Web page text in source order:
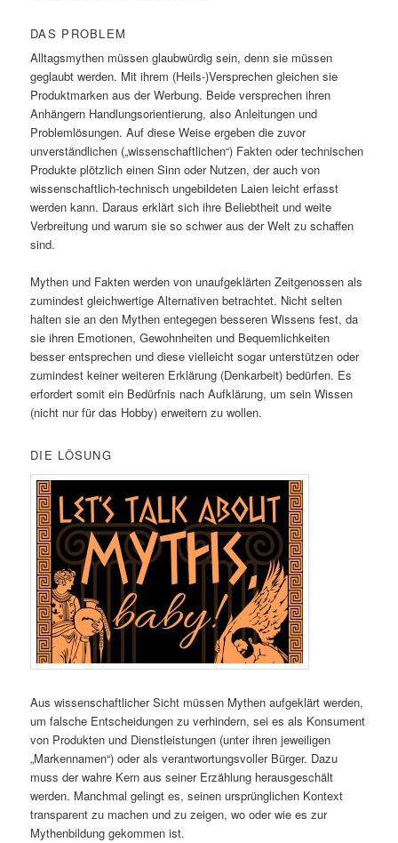
DAS PROBLEM
Alltagsmythen müssen glaubwürdig sein, denn sie müssen
geglaubt werden. Mit ihrem (Heils-)Versprechen gleichen sie
Produktmarken aus der Werbung. Beide versprechen ihren
Anhängern Handlungsorientierung, also Anleitungen und
Problemlösungen. Auf diese Weise ergeben die zuvor
unverständlichen („wissenschaftlichen“) Fakten oder technischen
Produkte plötzlich einen Sinn oder Nutzen, der auch von
wissenschaftlich-technisch ungebildeten Laien leicht erfasst
werden kann. Daraus erklärt sich ihre Beliebtheit und weite
Verbreitung und warum sie so schwer aus der Welt zu schaffen
sind.
Mythen und Fakten werden von unaufgeklärten Zeitgenossen als
zumindest gleichwertige Alternativen betrachtet. Nicht selten
halten sie an den Mythen entegegen besseren Wissens fest, da
sie ihren Emotionen, Gewohnheiten und Bequemlichkeiten
besser entsprechen und diese vielleicht sogar unterstützen oder
zumindest keiner weiteren Erklärung (Denkarbeit) bedürfen. Es
erfordert somit ein Bedürfnis nach Aufklärung, um sein Wissen
(nicht nur für das Hobby) erweitern zu wollen.
DIE LÖSUNG
Aus wissenschaftlicher Sicht müssen Mythen aufgeklärt werden,
um falsche Entscheidungen zu verhindern, sei es als Konsument
von Produkten und Dienstleistungen (unter ihren jeweiligen
„Markennamen“) oder als verantwortungsvoller Bürger. Dazu
muss der wahre Kern aus seiner Erzählung herausgeschält
werden. Manchmal gelingt es, seinen ursprünglichen Kontext
transparent zu machen und zu zeigen, wo oder wie es zur
Mythenbildung gekommen ist.